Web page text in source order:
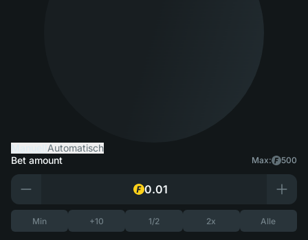
Automatisch
Bet amount
Max: 500
Min +10 1/2 2x Alle